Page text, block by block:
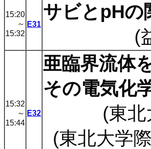
15:20
～
15:32
E31
サビとpHの
(
15:32
～
15:44
E32
亜臨界流体
その電気化
(東
(東北大学